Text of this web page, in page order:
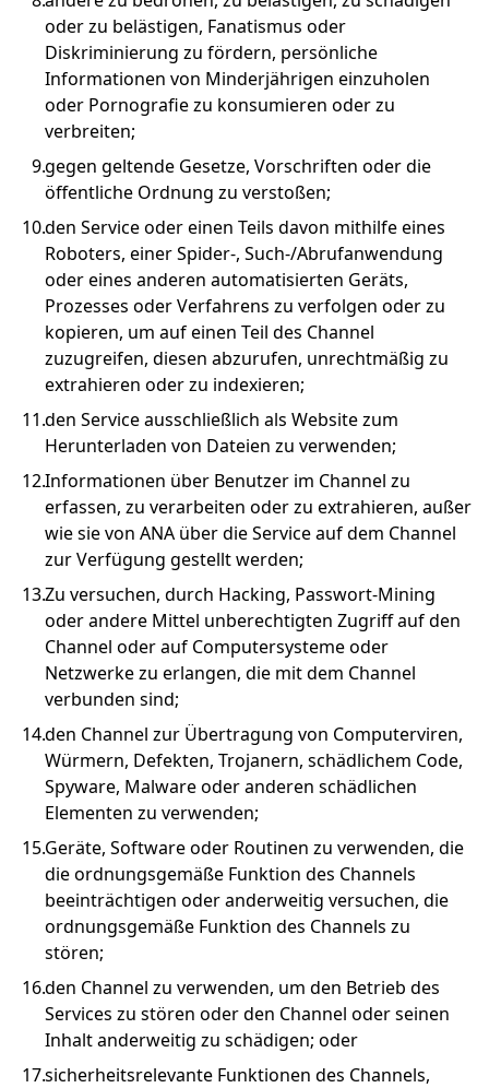
oder zu belästigen, Fanatismus oder
Diskriminierung zu fördern, persönliche
Informationen von Minderjährigen einzuholen
oder Pornografie zu konsumieren oder zu
verbreiten;
gegen geltende Gesetze, Vorschriften oder die
öffentliche Ordnung zu verstoßen;
den Service oder einen Teils davon mithilfe eines
Roboters, einer Spider-, Such-/Abrufanwendung
oder eines anderen automatisierten Geräts,
Prozesses oder Verfahrens zu verfolgen oder zu
kopieren, um auf einen Teil des Channel
zuzugreifen, diesen abzurufen, unrechtmäßig zu
extrahieren oder zu indexieren;
den Service ausschließlich als Website zum
Herunterladen von Dateien zu verwenden;
Informationen über Benutzer im Channel zu
erfassen, zu verarbeiten oder zu extrahieren, außer
wie sie von ANA über die Service auf dem Channel
zur Verfügung gestellt werden;
Zu versuchen, durch Hacking, Passwort-Mining
oder andere Mittel unberechtigten Zugriff auf den
Channel oder auf Computersysteme oder
Netzwerke zu erlangen, die mit dem Channel
verbunden sind;
den Channel zur Übertragung von Computerviren,
Würmern, Defekten, Trojanern, schädlichem Code,
Spyware, Malware oder anderen schädlichen
Elementen zu verwenden;
Geräte, Software oder Routinen zu verwenden, die
die ordnungsgemäße Funktion des Channels
beeinträchtigen oder anderweitig versuchen, die
ordnungsgemäße Funktion des Channels zu
stören;
den Channel zu verwenden, um den Betrieb des
Services zu stören oder den Channel oder seinen
Inhalt anderweitig zu schädigen; oder
sicherheitsrelevante Funktionen des Channels,